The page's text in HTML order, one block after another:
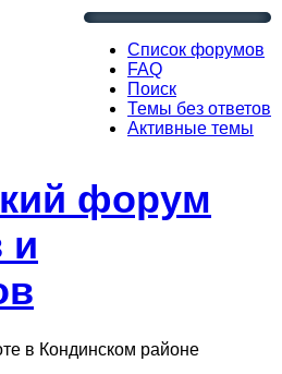
Список форумов
FAQ
Поиск
Темы без ответов
Активные темы
форум
и
в Кондинском районе